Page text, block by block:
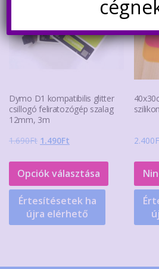
Dymo D1 kompatibilis glitter
csillogó feliratozógép szalag
12mm, 3m
1.690Ft Original
was:
1.690Ft.
1.490Ft
is:
1.490Ft.
Opciók választása
terméknek
Értesítésetek ha
újra elérhető
2.400